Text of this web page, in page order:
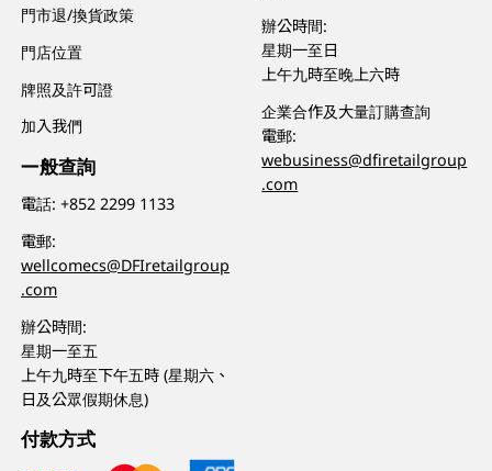
門市退/換貨政策
門店位置
牌照及許可證
加入我們
一般查詢
電話:+852 2299 1133
電郵:
wellcomecs@DFIretailgroup
.com
辦公時間:
星期一至五
上午九時至下午五時 (星期六、
日及公眾假期休息)
辦公時間:
星期一至日
上午九時至晚上六時
企業合作及大量訂購查詢
電郵:
webusiness@dfiretailgroup
.com
付款方式